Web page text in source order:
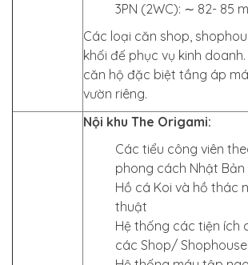
3PN (2WC): ∼ 82- 85
Các loại căn shop,
khối đế phục vụ kinh
căn hộ đặc biệt tầng áp
vườn riêng.
Nội khu The Origami:
Các tiểu công viên
phong cách Nhật Bản
Hồ cá Koi và hồ thác
thuật
Hệ thống các tiện ích
các Shop/ Shophouse